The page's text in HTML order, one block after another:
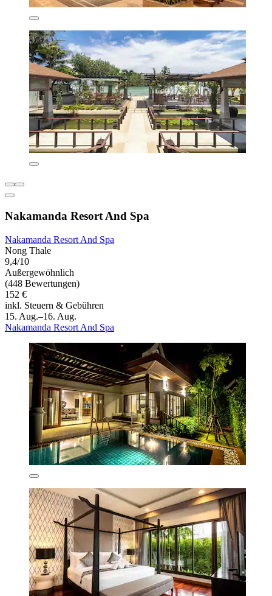
Nakamanda Resort And Spa
Nakamanda Resort And Spa
Nong Thale
9,4/10
Außergewöhnlich
(448 Bewertungen)
152 €
inkl. Steuern & Gebühren
15. Aug.–16. Aug.
Nakamanda Resort And Spa